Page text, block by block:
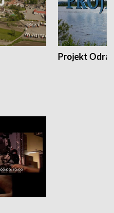
Projekt Odra